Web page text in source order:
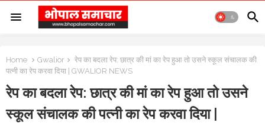
Home Gwalior
रेप का बदला रेप: छात्र की मां का रेप हुआ तो उसने स्कूल संचालक की
पत्नी का रेप करवा दिया | GWALIOR NEWS
रेप का बदला रेप: छात्र की मां का रेप हुआ तो उसने
स्कूल संचालक की पत्नी का रेप करवा दिया |